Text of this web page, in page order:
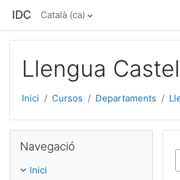
IDC Català ‎(ca)‎
Llengua
Inici Cursos Departaments
Navegació
Inici